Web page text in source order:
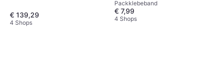
€ 139,29
4 Shops
Packklebeband
€ 7,99
4 Shops